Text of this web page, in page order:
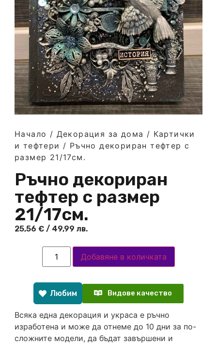
Начало / Декорация за дома / Картички
и тефтери / Ръчно декориран тефтер с
размер 21/17см.
Ръчно декориран
тефтер с размер
21/17см.
25,56 € / 49,99 лв.
Добавяне в количката
Любим Видове качество
Всяка една декорация и украса е ръчно
изработена и може да отнеме до 10 дни за по-
сложните модели, да бъдат завършени и